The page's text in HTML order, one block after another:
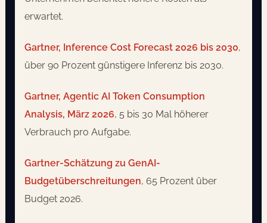
erwartet.
Gartner, Inference Cost Forecast 2026 bis 2030,
über 90 Prozent günstigere Inferenz bis 2030.
Gartner, Agentic AI Token Consumption
Analysis, März 2026, 5 bis 30 Mal höherer
Verbrauch pro Aufgabe.
Gartner-Schätzung zu GenAI-
Budgetüberschreitungen, 65 Prozent über
Budget 2026.